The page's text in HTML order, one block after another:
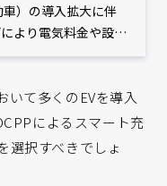
）の導入拡大に伴
より電気料金や設備
しています。また、
も懸念されていま
力や時間帯をコント
。本記事では、充電
いて多くのEVを導入
によるスマート充
選択すべきでしょ